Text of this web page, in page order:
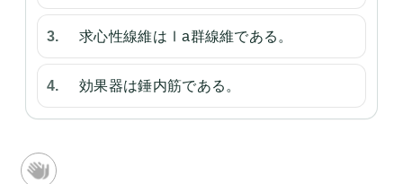
求心性線維はⅠa群線維である。
効果器は錘内筋である。